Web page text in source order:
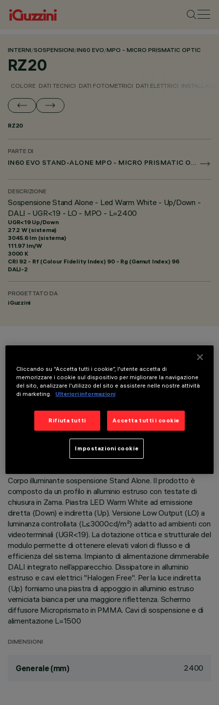
INTERNI/SOSPENSIONI/IN60 EVO/MPO - MICRO PRISMATIC OPTIC
RZ20
COLORE DATI TECNICI DATI FOTOMETRICI DATI ELETTRICI
RZ20
PARTE DI
IN60 EVO STAND-ALONE MPO - MICRO PRISMATIC OPTIC
DESCRIZIONE
Sospensione Stand Alone - Led Warm White - Up/Down -
DALI - UGR<19 - LO - MPO - L=2400
UGR<19 Up/Down
27.2 W (sistema)
3045.6 lm (sistema)
111.97 lm/W
3000 K
CRI 92 - Rf (Colour Fidelity Index) 90 - Rg (Gamut Index) 96
DALI-2
PROGETTATO DA
iGuzzini
DATI TECNICI
ULTIMO AGGIORNAMENTO: 06/08/2026
Corpo illuminante sospensione Stand Alone. Il prodotto è
composto da un profilo in alluminio estruso con testate di
chiusura in Zama. Piastra LED Warm White ad emissione
diretta (Down) e indiretta (Up). Versione Low Output (LO) a
luminanza controllata (L≤3000cd/m²) adatto ad ambienti con
videoterminali (UGR<19). La dotazione ottica e strutturale del
modulo permette di ottenere elevati valori di flusso e di
efficienza del sistema. Impianto di alimentazione dimmerabile
DALI integrato nell’apparecchio. Dissipatore in alluminio
estruso e cavi elettrici "Halogen Free". Per la luce indiretta
(Up) forniamo una piastra di appoggio in alluminio estruso
verniciata bianca per una maggiore riflettenza. Schermo
diffusore Microprismato in PMMA. Cavi di sospensione e di
alimentazione L=1500
DIMENSIONI
Generale (mm) 2400
Cliccando su “Accetta tutti i cookie”, l'utente accetta di
memorizzare i cookie sul dispositivo per migliorare la navigazione
del sito, analizzare l'utilizzo del sito e assistere nelle nostre attività
di marketing.
Ulteriori informazioni
Rifiuta tutti Accetta tutti i cookie
Impostazioni cookie